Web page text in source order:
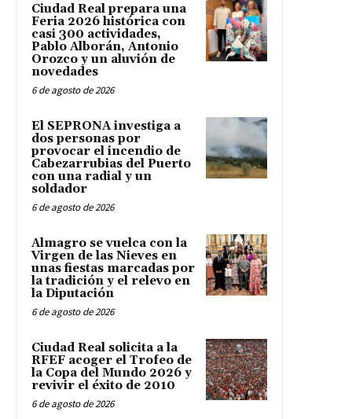
Ciudad Real prepara una
Feria 2026 histórica con
casi 300 actividades,
Pablo Alborán, Antonio
Orozco y un aluvión de
novedades
6 de agosto de 2026
El SEPRONA investiga a
dos personas por
provocar el incendio de
Cabezarrubias del Puerto
con una radial y un
soldador
6 de agosto de 2026
Almagro se vuelca con la
Virgen de las Nieves en
unas fiestas marcadas por
la tradición y el relevo en
la Diputación
6 de agosto de 2026
Ciudad Real solicita a la
RFEF acoger el Trofeo de
la Copa del Mundo 2026 y
revivir el éxito de 2010
6 de agosto de 2026